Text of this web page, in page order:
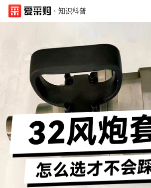
· 知识科普